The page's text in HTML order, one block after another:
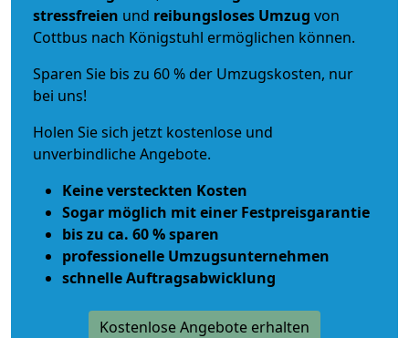
stressfreien und reibungsloses Umzug von
Cottbus nach Königstuhl ermöglichen können.
Sparen Sie bis zu 60 % der Umzugskosten, nur
bei uns!
Holen Sie sich jetzt kostenlose und
unverbindliche Angebote.
Keine versteckten Kosten
Sogar möglich mit einer Festpreisgarantie
bis zu ca. 60 % sparen
professionelle Umzugsunternehmen
schnelle Auftragsabwicklung
Kostenlose Angebote erhalten